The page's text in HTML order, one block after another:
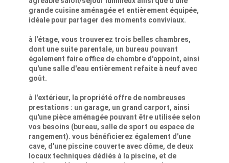
grande cuisine aménagée et entièrement équipée,
idéale pour partager des moments conviviaux.
à l'étage, vous trouverez trois belles chambres,
dont une suite parentale, un bureau pouvant
également faire office de chambre d'appoint, ainsi
qu'une salle d'eau entièrement refaite à neuf avec
goût.
à l'extérieur, la propriété offre de nombreuses
prestations : un garage, un grand carport, ainsi
qu'une pièce aménagée pouvant être utilisée selon
vos besoins (bureau, salle de sport ou espace de
rangement). vous bénéficierez également d'une
cave, d'une piscine couverte avec dôme, de deux
locaux techniques dédiés à la piscine, et de